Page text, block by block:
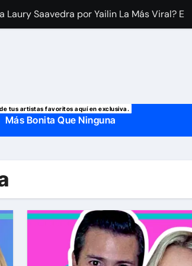
Laury Saavedra por Yailin La Más Viral?
la muerte de su primer esposo
tus artistas favoritos aquí en exclusiva.
Más Bonita Que Ninguna